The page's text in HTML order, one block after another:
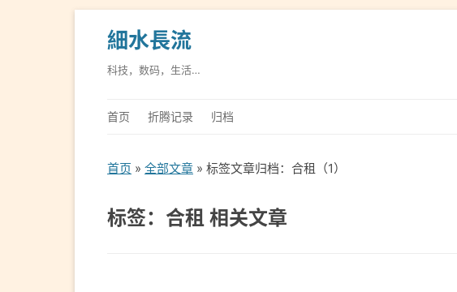
細水長流
科技，数码，生活…
首页 折腾记录 归档
首页 » 全部文章 » 标签文章归档：合租（1）
标签：合租 相关文章